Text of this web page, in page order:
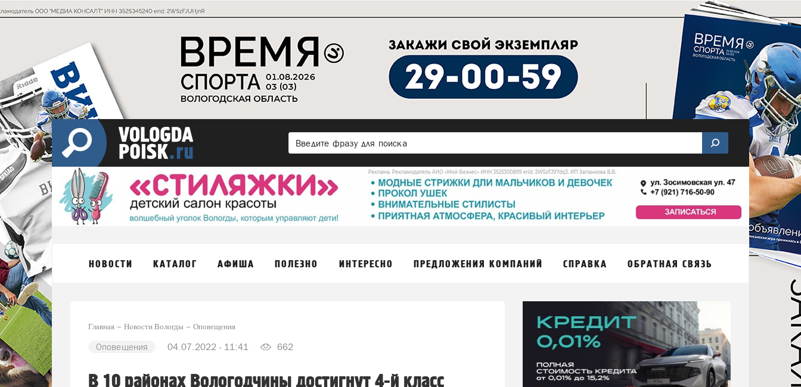
НОВОСТИ КАТАЛОГ АФИША ПОЛЕЗНО ИНТЕРЕСНО ПРЕДЛОЖЕНИЯ КОМПАНИЙ СПРАВКА ОБРАТНАЯ СВЯЗЬ
Главная Новости Вологды Оповещения
Оповещения 04.07.2022 - 11:41 662
В 10 районах Вологодчины достигнут 4-й класс